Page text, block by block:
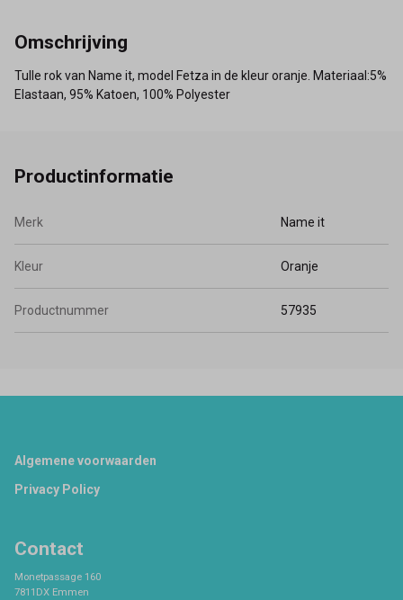
Omschrijving
Tulle rok van Name it, model Fetza in de kleur oranje. Materiaal:5%
Elastaan, 95% Katoen, 100% Polyester
Productinformatie
Merk Name it
Kleur Oranje
Productnummer 57935
Footer
Algemene voorwaarden
Privacy Policy
Contact
Monetpassage 160
7811DX Emmen